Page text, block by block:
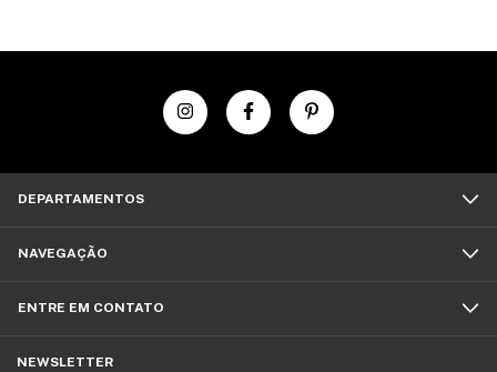
DEPARTAMENTOS
NAVEGAÇÃO
ENTRE EM CONTATO
NEWSLETTER